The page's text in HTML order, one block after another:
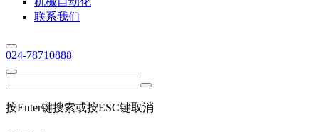
联系我们
024-78710888
按Enter键搜索或按ESC键取消